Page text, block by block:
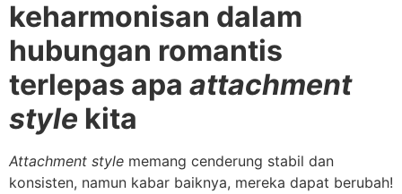
keharmonisan dalam
hubungan romantis
terlepas apa attachment
style kita
Attachment style memang cenderung stabil dan
konsisten, namun kabar baiknya, mereka dapat berubah!